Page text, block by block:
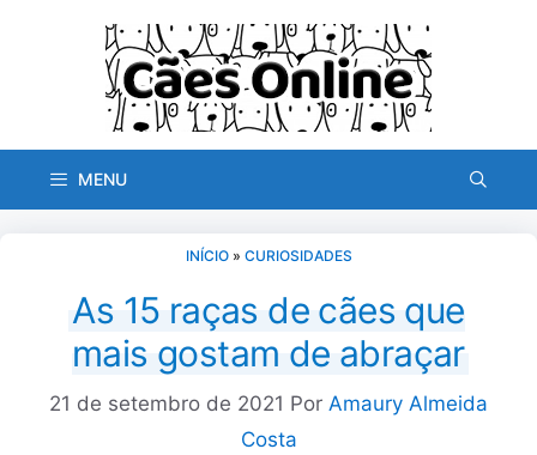
MENU
INÍCIO» CURIOSIDADES
As 15 raças de cães que
mais gostam de abraçar
21 de setembro de 2021 Por Amaury Almeida
Costa